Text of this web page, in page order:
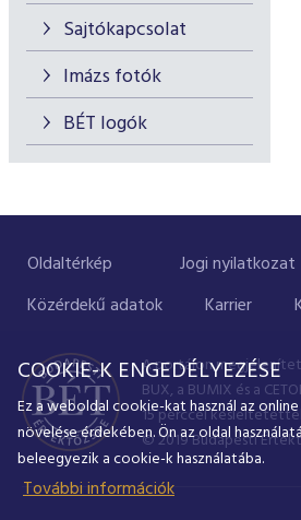
Sajtókapcsolat
Imázs fotók
BÉT logók
Oldaltérkép Jogi nyilatkozat
Közérdekű adatok
Karrier
A portálon
BUX, a BUMIX és a
15 perccel
© 2019 Budapesti
COOKIE-K ENGEDÉLYEZÉSE
Ez a weboldal cookie-kat használ az
növelése érdekében. Ön az oldal
beleegyezik a cookie-k használatába.
További információk